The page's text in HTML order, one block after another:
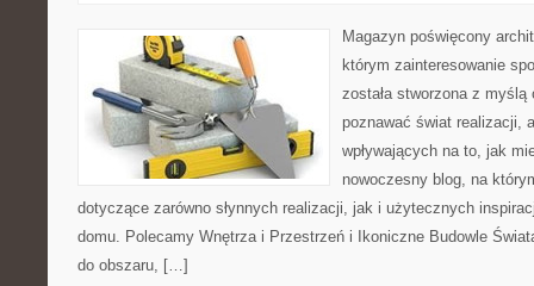
Magazyn poświęcony
którym zainteresowanie
została stworzona z
poznawać świat realizacji,
wpływających na to, jak
nowoczesny blog, na
dotyczące zarówno słynnych realizacji, jak i użytecznych
domu. Polecamy Wnętrza i Przestrzeń i Ikoniczne Budowle
do obszaru, […]